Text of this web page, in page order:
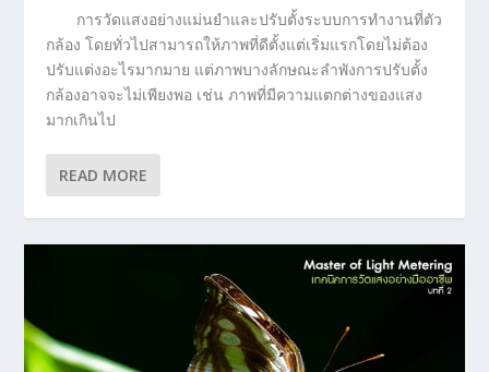
การวัดแสงอย่างแม่นยำและปรับตั้งระบบการทำงานที่ตัว
กล้อง โดยทั่วไปสามารถให้ภาพที่ดีตั้งแต่เริ่มแรกโดยไม่ต้อง
ปรับแต่งอะไรมากมาย แต่ภาพบางลักษณะลำพังการปรับตั้ง
กล้องอาจจะไม่เพียงพอ เช่น ภาพที่มีความแตกต่างของแสง
มากเกินไป
READ MORE